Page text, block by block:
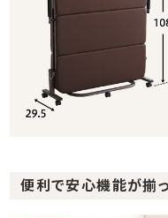
便利で安心機能が揃